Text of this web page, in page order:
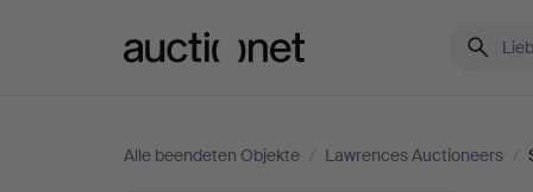
Alle beendeten Objekte / Lawrences Auctioneers /